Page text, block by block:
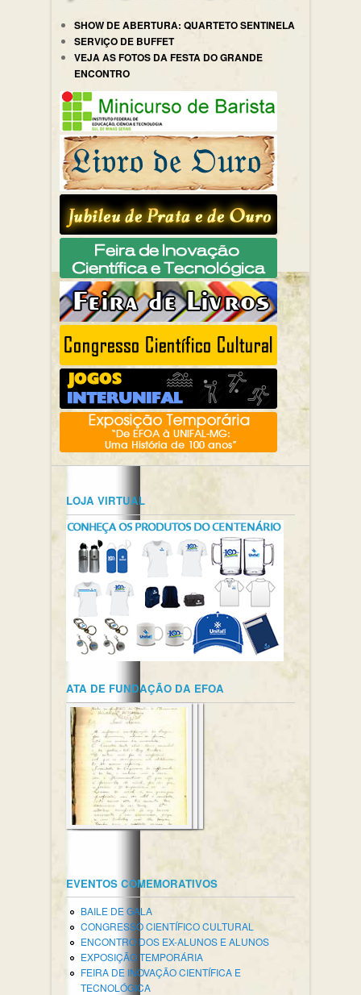
SHOW DE ABERTURA: QUARTETO SENTINELA
SERVIÇO DE BUFFET
VEJA AS FOTOS DA FESTA DO GRANDE
ENCONTRO
LOJA VIRTUAL
ATA DE FUNDAÇÃO DA EFOA
EVENTOS COMEMORATIVOS
BAILE DE GALA
CONGRESSO CIENTÍFICO CULTURAL
ENCONTRO DOS EX-ALUNOS E ALUNOS
EXPOSIÇÃO TEMPORÁRIA
FEIRA DE INOVAÇÃO CIENTÍFICA E
TECNOLÓGICA